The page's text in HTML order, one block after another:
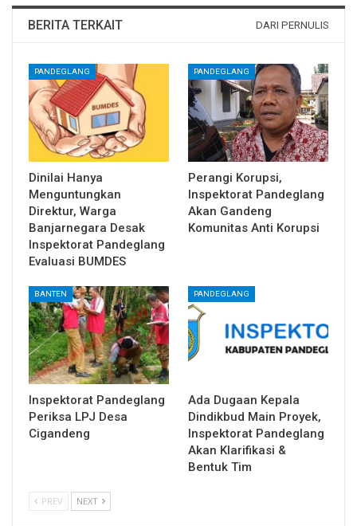
BERITA TERKAIT DARI PERNULIS
PANDEGLANG
Dinilai Hanya
Menguntungkan
Direktur, Warga
Banjarnegara Desak
Inspektorat Pandeglang
Evaluasi BUMDES
PANDEGLANG
Perangi Korupsi,
Inspektorat Pandeglang
Akan Gandeng
Komunitas Anti Korupsi
BANTEN
Inspektorat Pandeglang
Periksa LPJ Desa
Cigandeng
PANDEGLANG
Ada Dugaan Kepala
Dindikbud Main Proyek,
Inspektorat Pandeglang
Akan Klarifikasi &
Bentuk Tim
PREV NEXT